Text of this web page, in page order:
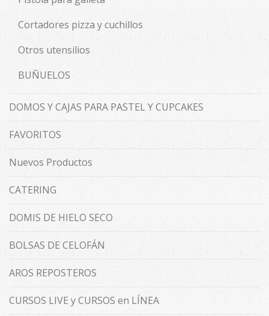
Cortadores pizza y cuchillos
Otros utensilios
BUÑUELOS
DOMOS Y CAJAS PARA PASTEL Y CUPCAKES
FAVORITOS
Nuevos Productos
CATERING
DOMIS DE HIELO SECO
BOLSAS DE CELOFÁN
AROS REPOSTEROS
CURSOS LIVE y CURSOS en LÍNEA